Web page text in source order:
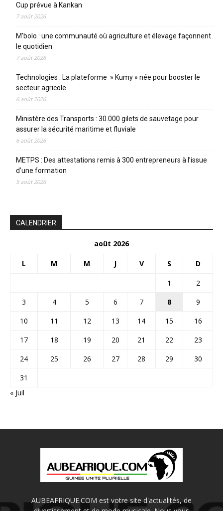
Cup prévue à Kankan
7 août 2026
M’bolo : une communauté où agriculture et élevage façonnent
le quotidien
7 août 2026
Technologies : La plateforme » Kumy » née pour booster le
secteur agricole
6 août 2026
Ministère des Transports : 30.000 gilets de sauvetage pour
assurer la sécurité maritime et fluviale
6 août 2026
METPS : Des attestations remis à 300 entrepreneurs à l’issue
d’une formation
5 août 2026
CALENDRIER
août 2026
L M M J V S D
1
2
3
4 5 6 7 8
9
10
11 12 13 14 15
16
17
18 19 20 21 22
23
24
25 26 27 28 29
30
31
« Juil
AUBEAFRIQUE.COM est votre site d'actualités, de